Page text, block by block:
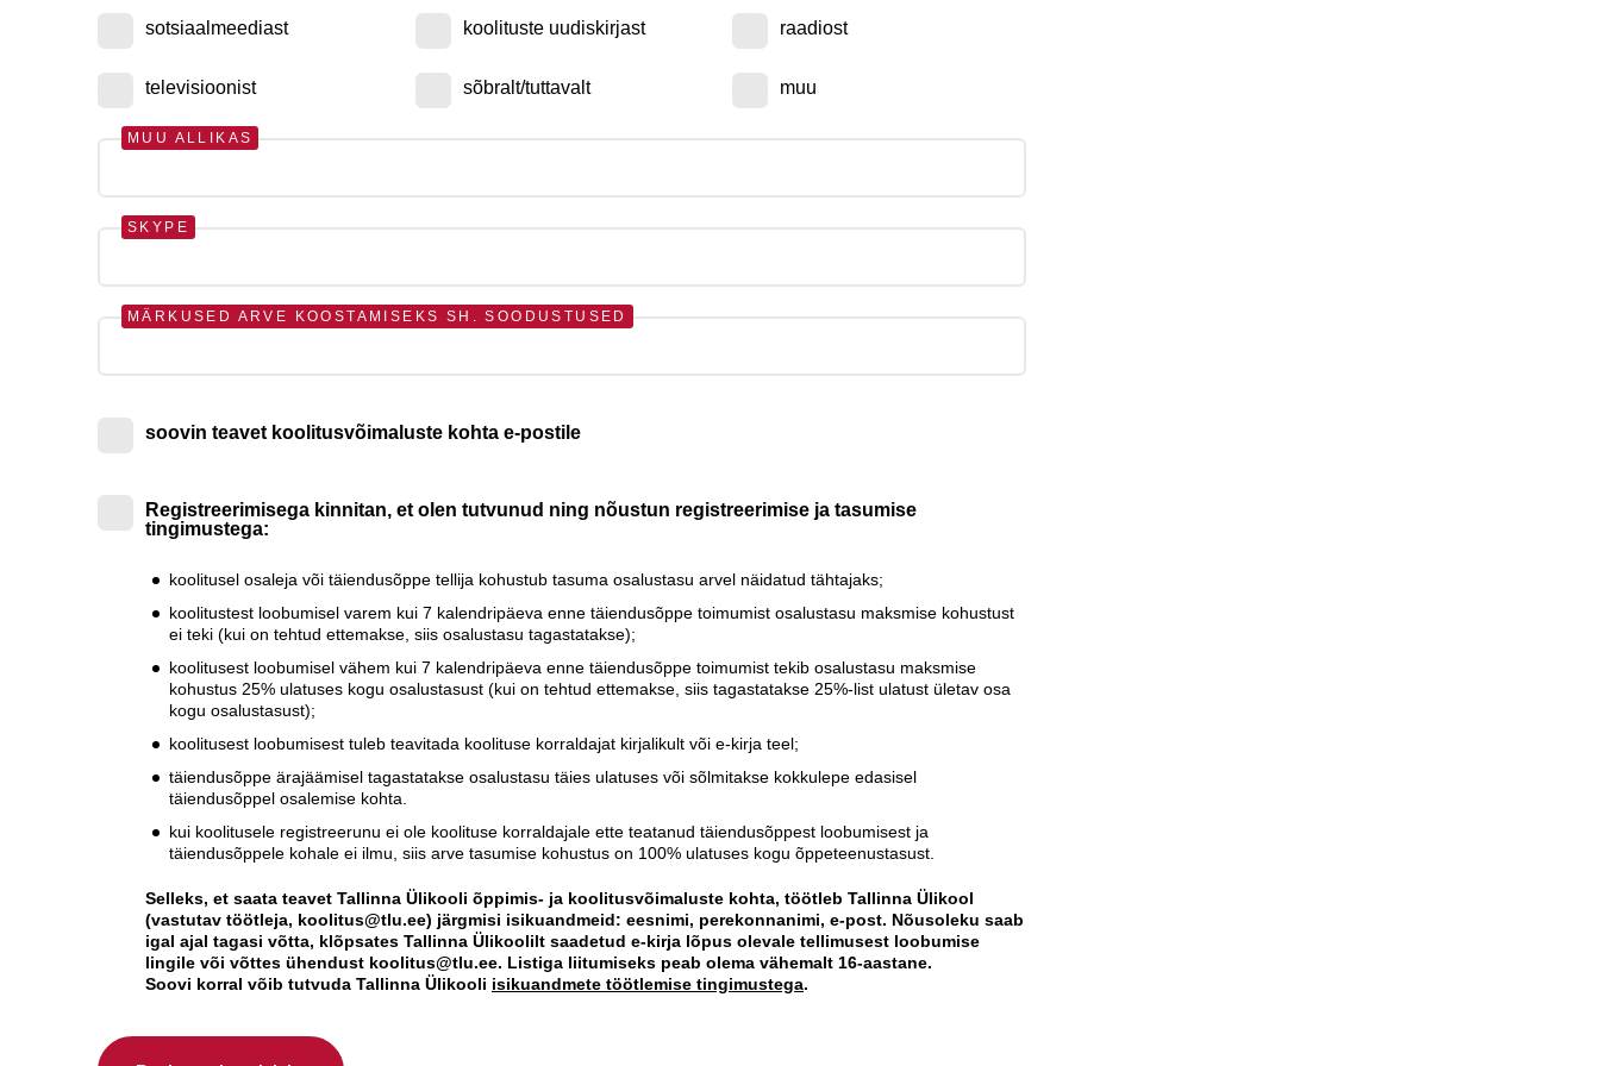
sotsiaalmeediast koolituste uudiskirjast raadiost
televisioonist sõbralt/tuttavalt muu
MUU ALLIKAS
SKYPE
MÄRKUSED ARVE KOOSTAMISEKS SH. SOODUSTUSED
soovin teavet koolitusvõimaluste kohta e-postile
Registreerimisega kinnitan, et olen tutvunud ning nõustun registreerimise ja tasumise
tingimustega:
koolitusel osaleja või täiendusõppe tellija kohustub tasuma osalustasu arvel näidatud tähtajaks;
koolitustest loobumisel varem kui 7 kalendripäeva enne täiendusõppe toimumist osalustasu maksmise kohustust
ei teki (kui on tehtud ettemakse, siis osalustasu tagastatakse);
koolitusest loobumisel vähem kui 7 kalendripäeva enne täiendusõppe toimumist tekib osalustasu maksmise
kohustus 25% ulatuses kogu osalustasust (kui on tehtud ettemakse, siis tagastatakse 25%-list ulatust ületav osa
kogu osalustasust);
koolitusest loobumisest tuleb teavitada koolituse korraldajat kirjalikult või e-kirja teel;
täiendusõppe ärajäämisel tagastatakse osalustasu täies ulatuses või sõlmitakse kokkulepe edasisel
täiendusõppel osalemise kohta.
kui koolitusele registreerunu ei ole koolituse korraldajale ette teatanud täiendusõppest loobumisest ja
täiendusõppele kohale ei ilmu, siis arve tasumise kohustus on 100% ulatuses kogu õppeteenustasust.
Selleks, et saata teavet Tallinna Ülikooli õppimis- ja koolitusvõimaluste kohta, töötleb Tallinna Ülikool
(vastutav töötleja, koolitus@tlu.ee) järgmisi isikuandmeid: eesnimi, perekonnanimi, e-post. Nõusoleku saab
igal ajal tagasi võtta, klõpsates Tallinna Ülikoolilt saadetud e-kirja lõpus olevale tellimusest loobumise
lingile või võttes ühendust koolitus@tlu.ee. Listiga liitumiseks peab olema vähemalt 16-aastane.
Soovi korral võib tutvuda Tallinna Ülikooli isikuandmete töötlemise tingimustega.